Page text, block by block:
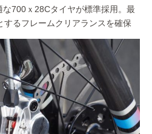
700ｘ28Cタイヤが標準採用。最
するフレームクリアランスを確保